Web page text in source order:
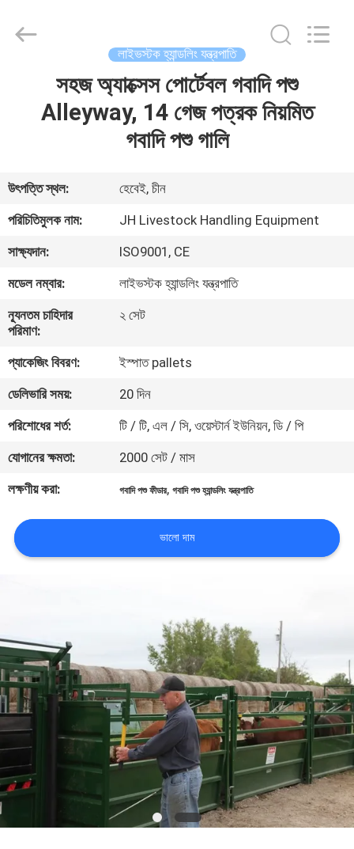
আমাদের
সম্পর্কে
কারখানা
ভ্রমণ
নিয়ন্ত্রণ
যোগাযোগ
করুন
উদ্ধৃতির
জন্য
আবেদন
ম্যাপ
গোপনীয়তা
নীতি
products
লাইভস্টক হ্যান্ডলিং যন্ত্রপাতি
সহজ অ্যাক্সেস পোর্টেবল গবাদি পশু
Alleyway, 14 গেজ পত্রক নিয়মিত
গবাদি পশু গালি
উৎপত্তি স্থল:
হেবেই, চীন
পরিচিতিমুলক নাম:
JH Livestock Handling Equipment
সাক্ষ্যদান:
ISO9001, CE
মডেল নম্বার:
লাইভস্টক হ্যান্ডলিং যন্ত্রপাতি
ন্যূনতম চাহিদার
পরিমাণ:
২ সেট
প্যাকেজিং বিবরণ:
ইস্পাত pallets
ডেলিভারি সময়:
20 দিন
পরিশোধের শর্ত:
টি / টি, এল / সি, ওয়েস্টার্ন ইউনিয়ন, ডি / পি
যোগানের ক্ষমতা:
2000 সেট / মাস
লক্ষণীয় করা:
গবাদি পশু ফীডার,গবাদি পশু হ্যান্ডলিং যন্ত্রপাতি
ভালো দাম